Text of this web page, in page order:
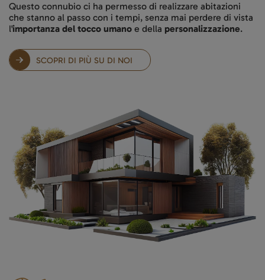
Questo connubio ci ha permesso di realizzare abitazioni
che stanno al passo con i tempi, senza mai perdere di vista
l'importanza del tocco umano e della personalizzazione.
SCOPRI DI PIÙ SU DI NOI